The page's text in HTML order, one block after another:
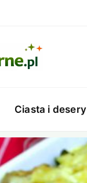
Ciasta i desery